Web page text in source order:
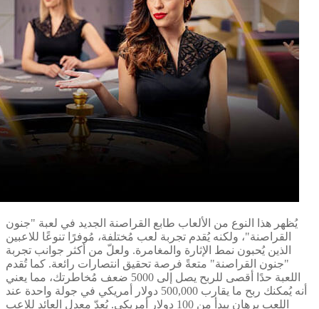
يُظهر هذا النوع من الألعاب طابع القراصنة الجديد في لعبة "جنون
القراصنة"، ولكنه يُقدم تجربة لعب مُختلفة، مُوفرًا تنوعًا للاعبين
الذين يُحبون نمط الإثارة والمغامرة. ولعلّ من أكثر جوانب تجربة
"جنون القراصنة" متعةً فرصة تحقيق انتصارات رائعة. كما تُقدم
اللعبة حدًا أقصى للربح يصل إلى 5000 ضعف مُخاطرتك، مما يعني
أنه يُمكنك ربح ما يقارب 500,000 دولار أمريكي في جولة واحدة عند
اللعب برهان يبدأ من 100 دولار أمريكي. يُعدّ معدل العائد للاعب